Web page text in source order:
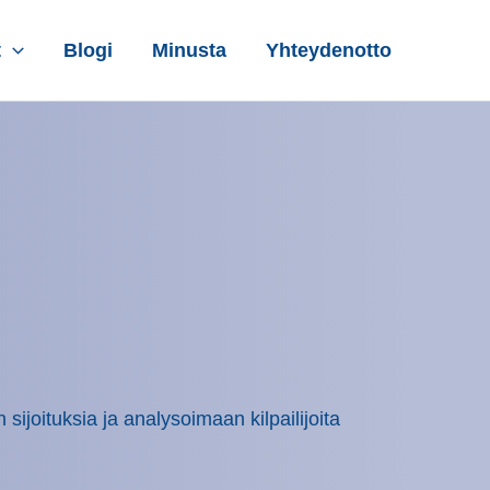
Blogi Minusta Yhteydenotto
sijoituksia ja analysoimaan kilpailijoita